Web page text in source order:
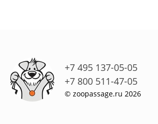
+7 495 137-05-05
+7 800 511-47-05
© zoopassage.ru 2026